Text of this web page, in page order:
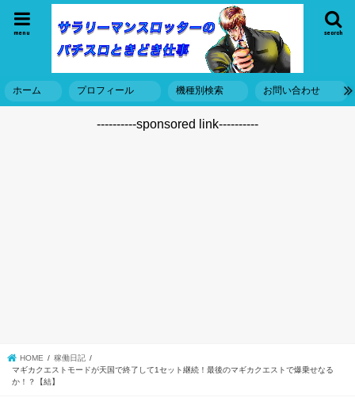
search
menu
ホーム プロフィール 機種別検索 お問い合わせ
----------sponsored link----------
HOME
稼働日記
マギカクエストモードが天国で終了して1セット継続！最後のマギカクエストで爆乗せなる
か！？【結】